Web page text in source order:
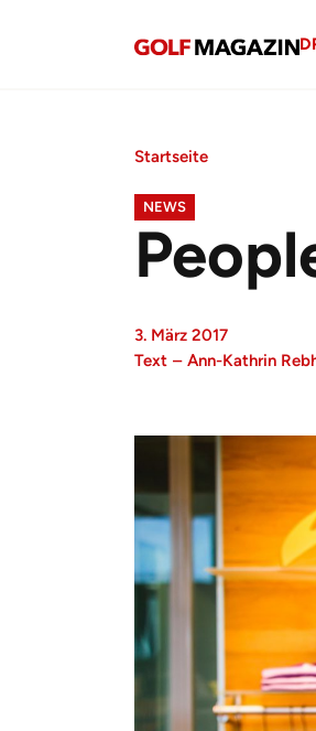
Startseite
NEWS
3. März 2017
Text – Ann-Kathrin